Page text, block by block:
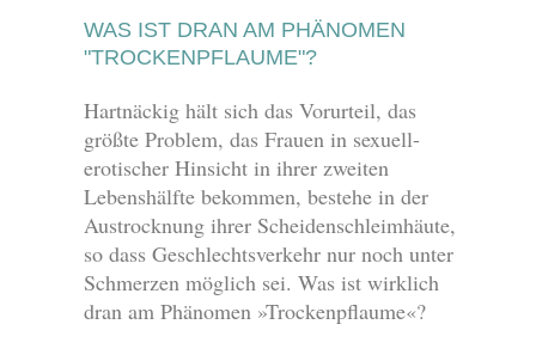
WAS IST DRAN AM PHÄNOMEN
"TROCKENPFLAUME"?
Hartnäckig hält sich das Vorurteil, das
größte Problem, das Frauen in sexuell-
erotischer Hinsicht in ihrer zweiten
Lebenshälfte bekommen, bestehe in der
Austrocknung ihrer Scheidenschleimhäute,
so dass Geschlechtsverkehr nur noch unter
Schmerzen möglich sei. Was ist wirklich
dran am Phänomen »Trockenpflaume«?